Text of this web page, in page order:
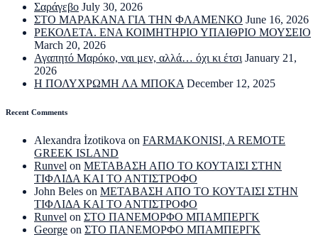
Σαράγεβο July 30, 2026
ΣΤΟ ΜΑΡΑΚΑΝΑ ΓΙΑ ΤΗΝ ΦΛΑΜΕΝΚΟ June 16, 2026
ΡΕΚΟΛΕΤΑ. ΕΝΑ ΚΟΙΜΗΤΗΡΙΟ ΥΠΑΙΘΡΙΟ ΜΟΥΣΕΙΟ
March 20, 2026
Αγαπητό Μαρόκο, ναι μεν, αλλά… όχι κι έτσι January 21,
2026
Η ΠΟΛΥΧΡΩΜΗ ΛΑ ΜΠΟΚΑ December 12, 2025
Recent Comments
Alexandra İzotikova on FARMAKONISI, A REMOTE
GREEK ISLAND
Runvel on ΜΕΤΑΒΑΣΗ ΑΠΟ ΤΟ ΚΟΥΤΑΙΣΙ ΣΤΗΝ
ΤΙΦΛΙΔΑ ΚΑΙ ΤΟ ΑΝΤΙΣΤΡΟΦΟ
John Beles on ΜΕΤΑΒΑΣΗ ΑΠΟ ΤΟ ΚΟΥΤΑΙΣΙ ΣΤΗΝ
ΤΙΦΛΙΔΑ ΚΑΙ ΤΟ ΑΝΤΙΣΤΡΟΦΟ
Runvel on ΣΤΟ ΠΑΝΕΜΟΡΦΟ ΜΠΑΜΠΕΡΓΚ
George on ΣΤΟ ΠΑΝΕΜΟΡΦΟ ΜΠΑΜΠΕΡΓΚ